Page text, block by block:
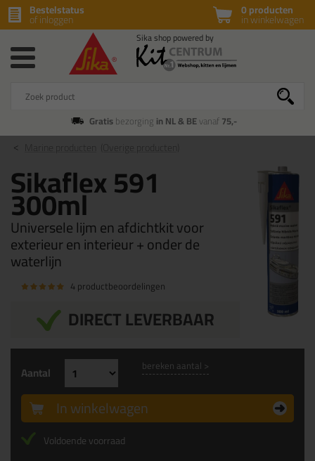
0 producten
in winkelwagen
Bestelstatus
of inloggen
Gratisbezorging in NL & BEvanaf75,-
Sikaflex 591
300ml
Universele lijm en afdichtkit voor
exterieur en interieur + onder de
waterlijn
4 productbeoordelingen
DIRECT LEVERBAAR
Aantal bereken aantal >
In winkelwagen
Voldoende voorraad